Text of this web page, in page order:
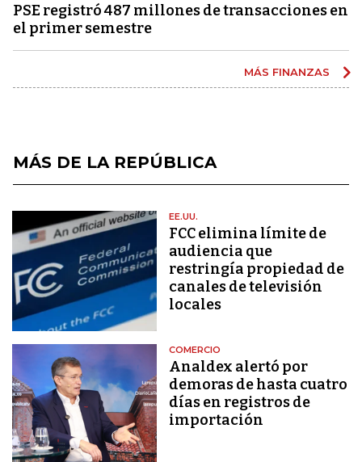
PSE registró 487 millones de transacciones en
el primer semestre
MÁS FINANZAS
MÁS DE LA REPÚBLICA
EE.UU.
FCC elimina límite de
audiencia que
restringía propiedad de
canales de televisión
locales
COMERCIO
Analdex alertó por
demoras de hasta cuatro
días en registros de
importación